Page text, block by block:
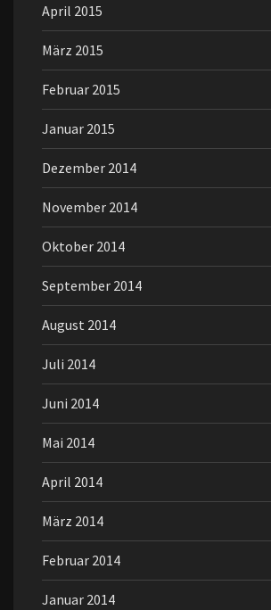
April 2015
März 2015
Februar 2015
Januar 2015
Dezember 2014
November 2014
Oktober 2014
September 2014
August 2014
Juli 2014
Juni 2014
Mai 2014
April 2014
März 2014
Februar 2014
Januar 2014